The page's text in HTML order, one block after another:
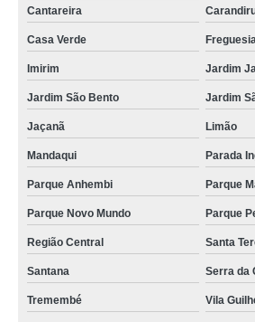
Cantareira
Casa Verde
Imirim Jardim
Jardim São Bento Jardim
Jaçanã Limão
Mandaqui Parada
Parque Anhembi Parque
Parque Novo Mundo Parque
Região Central Santa
Santana Serra da
Tremembé Vila